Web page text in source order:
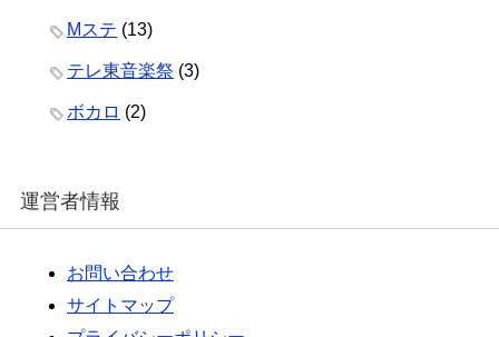
Mステ (13)
テレ東音楽祭 (3)
ボカロ (2)
運営者情報
お問い合わせ
サイトマップ